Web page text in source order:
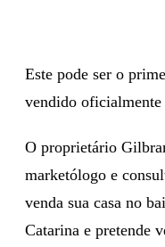
Este pode ser o
vendido
O proprietário
marketólogo e
venda sua casa no
Catarina e pretende